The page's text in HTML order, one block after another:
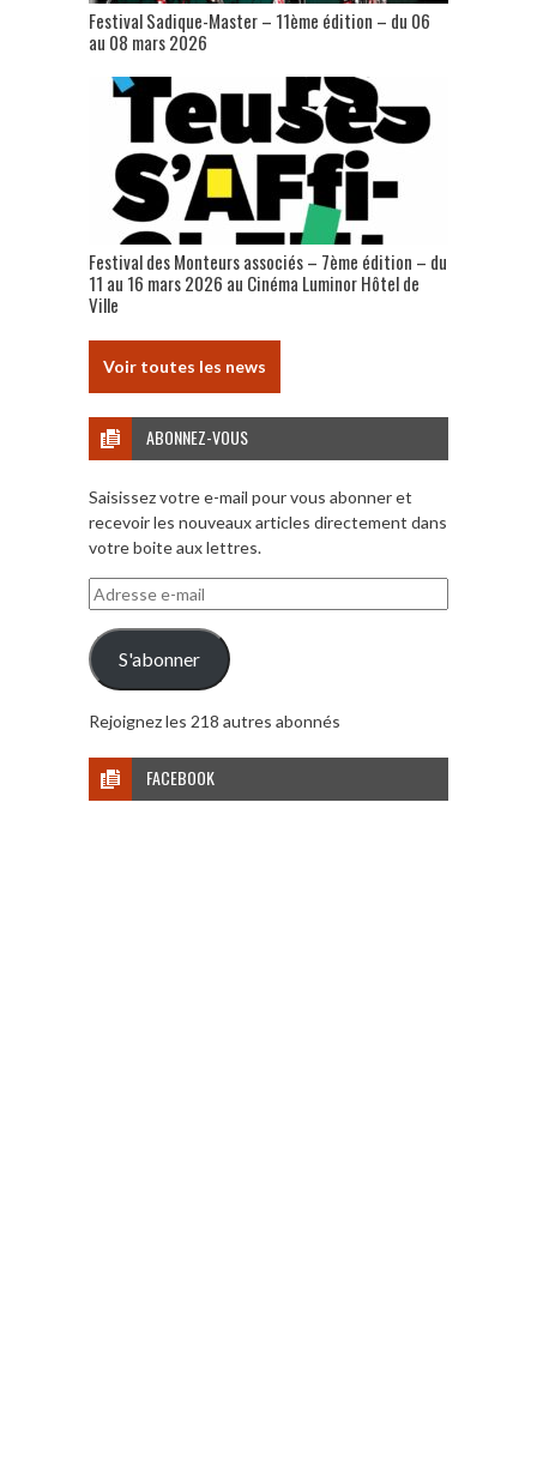
Festival Sadique-Master – 11ème édition – du 06
au 08 mars 2026
Festival des Monteurs associés – 7ème édition – du
11 au 16 mars 2026 au Cinéma Luminor Hôtel de
Ville
Voir toutes les news
ABONNEZ-VOUS
Saisissez votre e-mail pour vous abonner et
recevoir les nouveaux articles directement dans
votre boite aux lettres.
Adresse
e-
mail
S'abonner
Rejoignez les 218 autres abonnés
FACEBOOK